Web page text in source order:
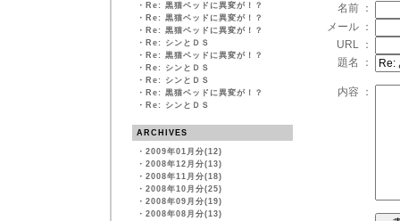
・ Re: 黒猫ベッドに異変が！？
・ Re: 黒猫ベッドに異変が！？
・ Re: 黒猫ベッドに異変が！？
・ Re: シンとＤＳ
・ Re: 黒猫ベッドに異変が！？
・ Re: シンとＤＳ
・ Re: シンとＤＳ
・ Re: 黒猫ベッドに異変が！？
・ Re: シンとＤＳ
ARCHIVES
・ 2009年01月分(12)
・ 2008年12月分(13)
・ 2008年11月分(18)
・ 2008年10月分(25)
・ 2008年09月分(19)
・ 2008年08月分(13)
名前 ：
メール ：
URL ：
題名 ：
内容 ：